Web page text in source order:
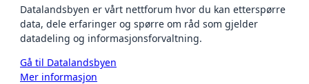
Datalandsbyen er vårt nettforum hvor du kan etterspørre
data, dele erfaringer og spørre om råd som gjelder
datadeling og informasjonsforvaltning.
Gå til Datalandsbyen
Mer informasjon